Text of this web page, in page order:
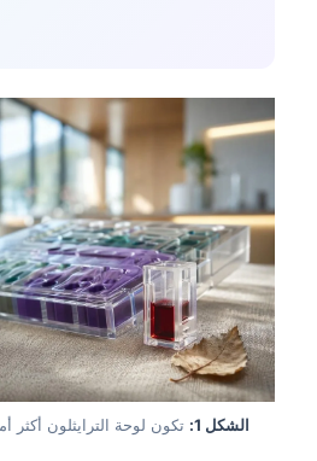
الشكل 1:
تكون لوحة الترايثلون أكثر